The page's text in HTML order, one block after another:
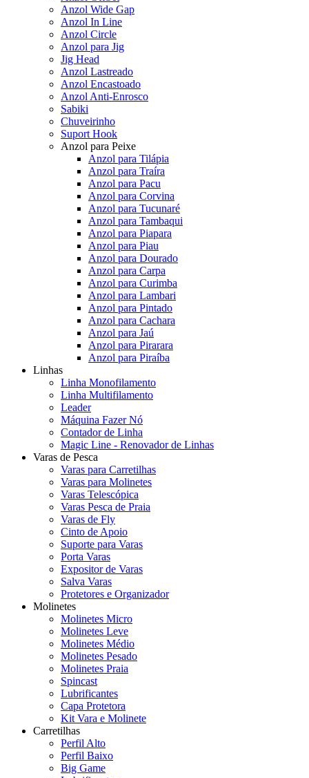
Anzol Wide Gap
Anzol In Line
Anzol Circle
Anzol para Jig
Jig Head
Anzol Lastreado
Anzol Encastoado
Anzol Anti-Enrosco
Sabiki
Chuveirinho
Suport Hook
Anzol para Peixe
Anzol para Tilápia
Anzol para Traíra
Anzol para Pacu
Anzol para Corvina
Anzol para Tucunaré
Anzol para Tambaqui
Anzol para Piapara
Anzol para Piau
Anzol para Dourado
Anzol para Carpa
Anzol para Curimba
Anzol para Lambari
Anzol para Pintado
Anzol para Cachara
Anzol para Jaú
Anzol para Pirarara
Anzol para Piraíba
Linhas
Linha Monofilamento
Linha Multifilamento
Leader
Máquina Fazer Nó
Contador de Linha
Magic Line - Renovador de Linhas
Varas de Pesca
Varas para Carretilhas
Varas para Molinetes
Varas Telescópica
Varas Pesca de Praia
Varas de Fly
Cinto de Apoio
Suporte para Varas
Porta Varas
Expositor de Varas
Salva Varas
Protetores e Organizador
Molinetes
Molinetes Micro
Molinetes Leve
Molinetes Médio
Molinetes Pesado
Molinetes Praia
Spincast
Lubrificantes
Capa Protetora
Kit Vara e Molinete
Carretilhas
Perfil Alto
Perfil Baixo
Big Game